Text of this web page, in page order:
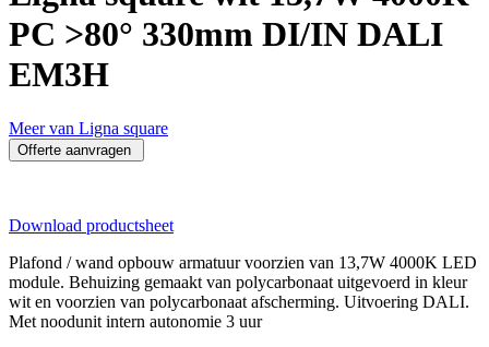
PC >80° 330mm DI/IN DALI
EM3H
Meer van Ligna square
Offerte aanvragen
Download productsheet
Plafond / wand opbouw armatuur voorzien van 13,7W 4000K LED
module. Behuizing gemaakt van polycarbonaat uitgevoerd in kleur
wit en voorzien van polycarbonaat afscherming. Uitvoering DALI.
Met noodunit intern autonomie 3 uur